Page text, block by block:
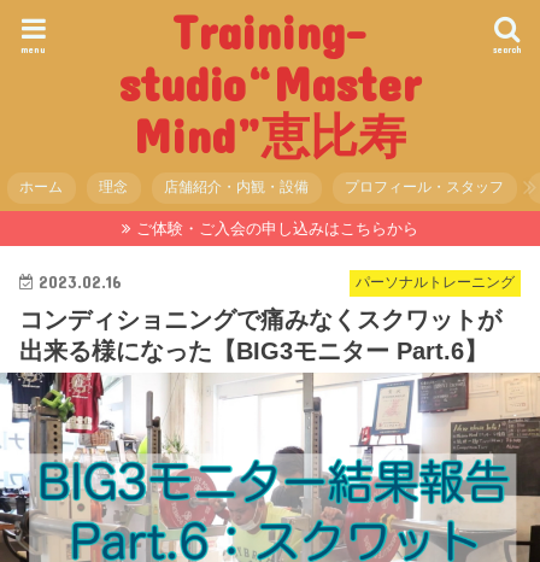
Training-
studio“Master
Mind”恵比寿
search
menu
ホーム 理念 店舗紹介・内観・設備 プロフィール・スタッフ
ご体験・ご入会の申し込みはこちらから
パーソナルトレーニング
2023.02.16
コンディショニングで痛みなくスクワットが
出来る様になった【BIG3モニター Part.6】